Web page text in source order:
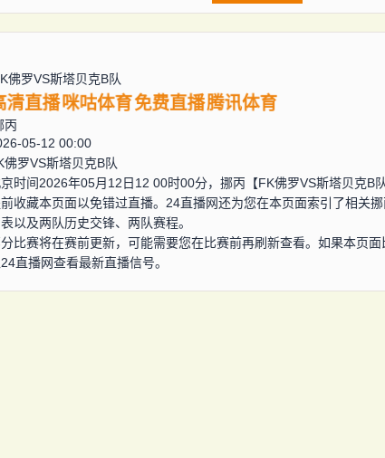
佛罗VS斯塔贝克B队
清直播 咪咕体育 免费直播 腾讯体育
丙
05-12 00:00
佛罗VS斯塔贝克B队
京时间2026年05月12日12 00时00分，挪丙【FK佛罗VS斯塔贝克B
收藏本页面以免错过直播。24直播网还为您在本页面索引了相关
以及两队历史交锋、两队赛程。
分比赛将在赛前更新，可能需要您在比赛前再刷新查看。如果本页
直播网查看最新直播信号。